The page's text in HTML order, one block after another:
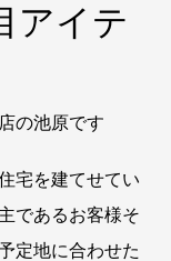
アイテ
の池原です
宅を建てせてい
であるお客様そ
定地に合わせた